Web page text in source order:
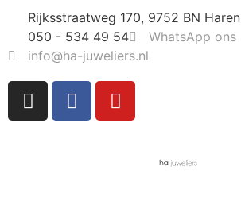
Rijksstraatweg 170, 9752 BN Haren
050 - 534 49 54
WhatsApp ons
info@ha-juweliers.nl